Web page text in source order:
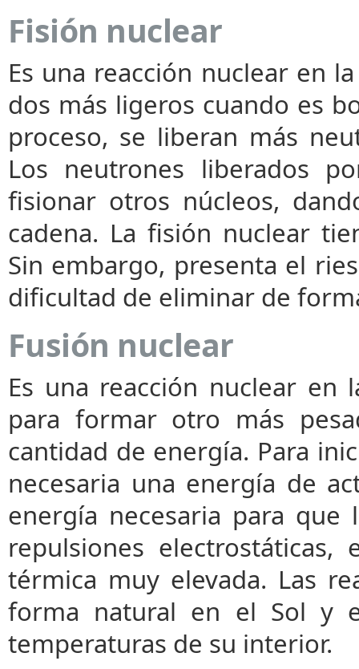
Fisión nuclear
Es una reacción nuclear en
dos más ligeros cuando es
proceso, se liberan más
Los neutrones liberados
fisionar otros núcleos,
cadena. La fisión nuclear
Sin embargo, presenta el
dificultad de eliminar de
Fusión nuclear
Es una reacción nuclear
para formar otro más
cantidad de energía. Para
necesaria una energía de
energía necesaria para que
repulsiones
térmica muy elevada. Las
forma natural en el Sol y
temperaturas de su interior.